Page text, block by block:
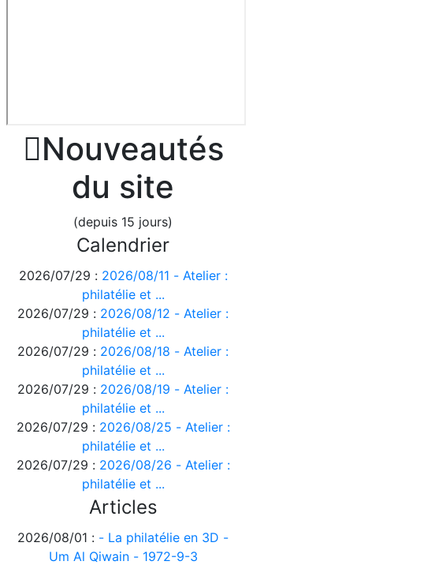
Nouveautés
du site
(depuis 15 jours)
Calendrier
2026/07/29 : 2026/08/11 - Atelier :
philatélie et ...
2026/07/29 : 2026/08/12 - Atelier :
philatélie et ...
2026/07/29 : 2026/08/18 - Atelier :
philatélie et ...
2026/07/29 : 2026/08/19 - Atelier :
philatélie et ...
2026/07/29 : 2026/08/25 - Atelier :
philatélie et ...
2026/07/29 : 2026/08/26 - Atelier :
philatélie et ...
Articles
2026/08/01 : - La philatélie en 3D -
Um Al Qiwain - 1972-9-3